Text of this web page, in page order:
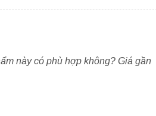
này có phù hợp không? Giá gần